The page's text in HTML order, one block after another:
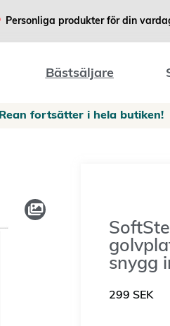
Personliga produkter för din
Bästsäljare
Rean fortsätter i hela butiken!
snygg
299 SEK